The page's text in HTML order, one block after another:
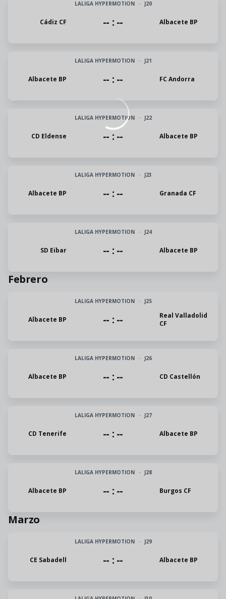
LALIGA HYPERMOTION · J20
Cádiz CF -- : -- Albacete BP
LALIGA HYPERMOTION · J21
Albacete BP -- : -- FC Andorra
LALIGA HYPERMOTION · J22
CD Eldense -- : -- Albacete BP
LALIGA HYPERMOTION · J23
Albacete BP -- : -- Granada CF
LALIGA HYPERMOTION · J24
SD Eibar -- : -- Albacete BP
Febrero
LALIGA HYPERMOTION · J25
Albacete BP -- : --
Real Valladolid
CF
LALIGA HYPERMOTION · J26
Albacete BP -- : -- CD Castellón
LALIGA HYPERMOTION · J27
CD Tenerife -- : -- Albacete BP
LALIGA HYPERMOTION · J28
Albacete BP -- : -- Burgos CF
Marzo
LALIGA HYPERMOTION · J29
CE Sabadell -- : -- Albacete BP